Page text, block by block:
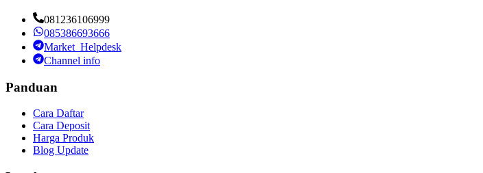
081236106999
085386693666
Market_Helpdesk
Channel info
Panduan
Cara Daftar
Cara Deposit
Harga Produk
Blog Update